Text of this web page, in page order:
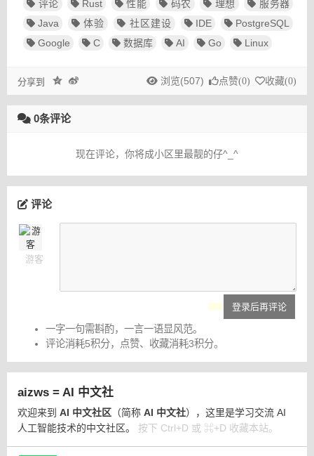
评论
Rust 性能 码农 理想
服务器
Java
体验 社区建设 IDE
PostgreSQL
Google
C 数据库 AI Go Linux
分享到 浏览(507) 点赞(0) 收藏(0)
0条评论
现在评论，你将成小区里最靓的仔^_^
评论
游客
登录后再评论
一字一句需斟酌，一言一语显风范。
评论消耗5积分，点赞、收藏消耗3积分。
aizws = AI 中文社
欢迎来到 AI 中文社区 （简称 AI 中文社），这里是学习交流 AI
人工智能技术的中文社区。 按下 Ctrl+D 或 ⌘+D 收藏本站。